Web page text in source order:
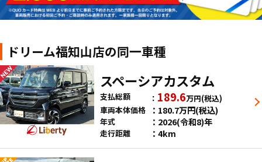
ドリーム福知山店の同一車種
スペーシアカスタム
支払総額 189.6万円(税込)
車両本体価格
180.7万円(税込)
年式 2026(令和8)年
走行距離 4km